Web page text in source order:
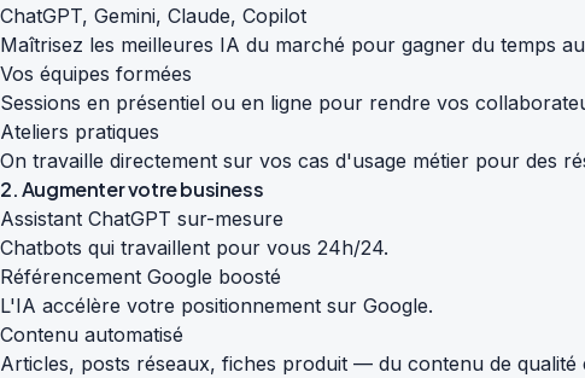
ChatGPT, Gemini, Claude, Copilot
Maîtrisez les meilleures IA du marché pour gagner du temps
Vos équipes formées
Sessions en présentiel ou en ligne pour rendre vos
Ateliers pratiques
On travaille directement sur vos cas d'usage métier pour des
2. Augmenter votre business
Assistant ChatGPT sur-mesure
Chatbots qui travaillent pour vous 24h/24.
Référencement Google boosté
L'IA accélère votre positionnement sur Google.
Contenu automatisé
Articles, posts réseaux, fiches produit — du contenu de qualité